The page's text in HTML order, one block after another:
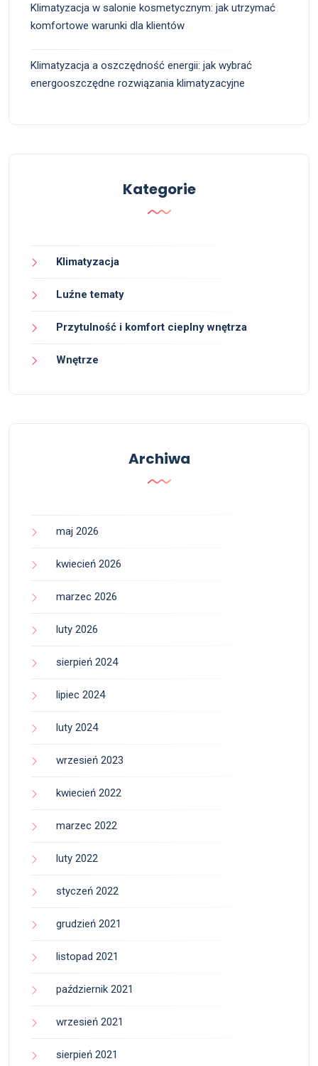
Klimatyzacja w salonie kosmetycznym: jak utrzymać
komfortowe warunki dla klientów
Klimatyzacja a oszczędność energii: jak wybrać
energooszczędne rozwiązania klimatyzacyjne
Kategorie
Klimatyzacja
Luźne tematy
Przytulność i komfort cieplny wnętrza
Wnętrze
Archiwa
maj 2026
kwiecień 2026
marzec 2026
luty 2026
sierpień 2024
lipiec 2024
luty 2024
wrzesień 2023
kwiecień 2022
marzec 2022
luty 2022
styczeń 2022
grudzień 2021
listopad 2021
październik 2021
wrzesień 2021
sierpień 2021